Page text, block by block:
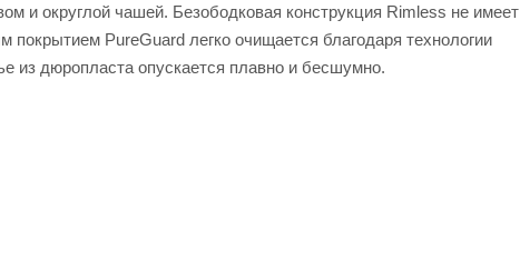
и округлой чашей. Безободковая конструкция Rimless не имеет
PureGuard легко очищается благодаря технологии
из дюропласта опускается плавно и бесшумно.